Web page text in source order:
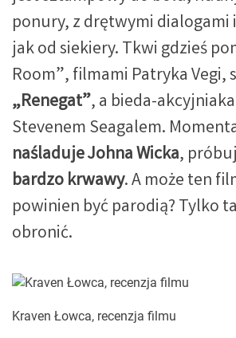
ponury, z drętwymi dialogami
jak od siekiery. Tkwi gdzieś
Room”, filmami Patryka Vegi,
„Renegat”, a bieda-
Stevenem Seagalem.
naśladuje Johna Wicka,
bardzo krwawy. A może ten
powinien być parodią? Tylko
obronić.
Kraven Łowca, recenzja filmu